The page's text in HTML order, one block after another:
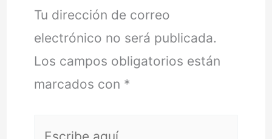
Tu dirección de correo
electrónico no será publicada.
Los campos obligatorios están
marcados con *